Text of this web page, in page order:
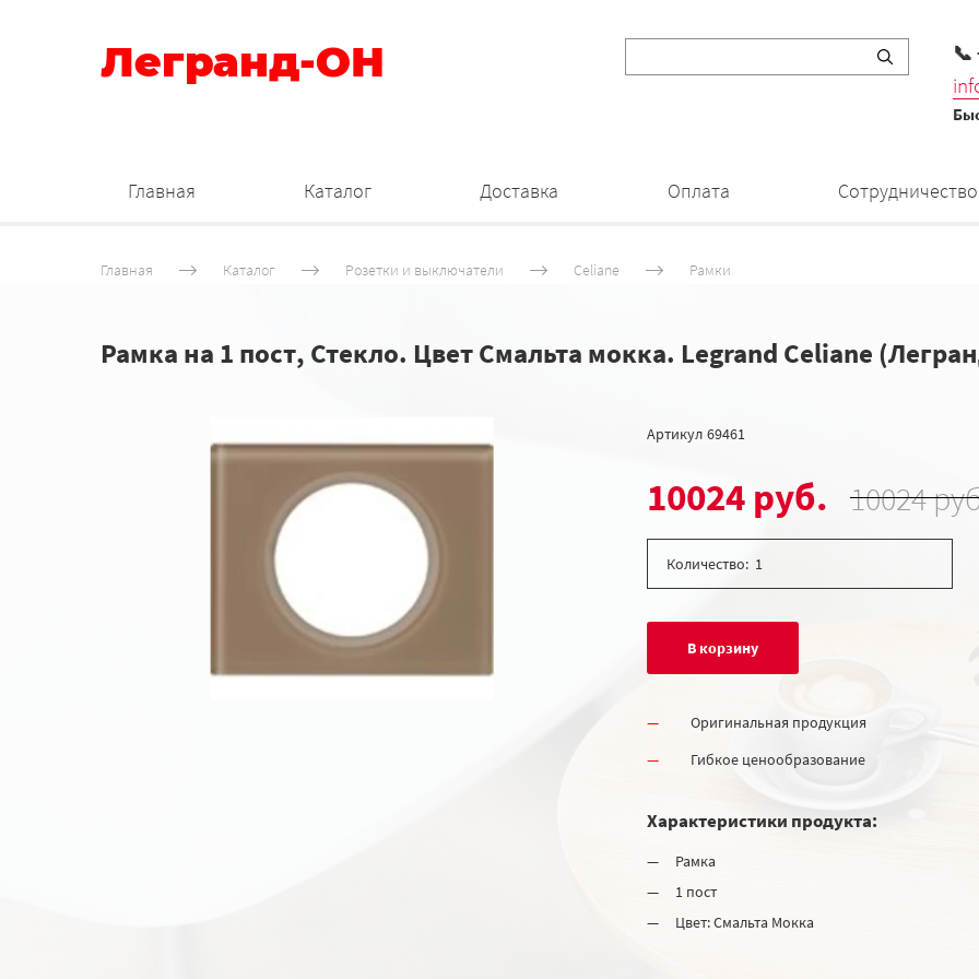
Легранд-ОН 📞
Главная Каталог Доставка Оплата Сотрудничество
Главная Каталог Розетки и выключатели Celiane Рамки
Рамка на 1 пост, Стекло. Цвет Смальта мокка. Legrand Celiane
Артикул 69461
10024 руб. 10024
Количество:
В корзину
Оригинальная продукция
Гибкое ценообразование
Характеристики продукта:
Рамка
1 пост
Цвет: Смальта Мокка